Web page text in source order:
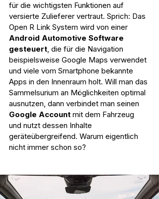
für die wichtigsten Funktionen auf
versierte Zulieferer vertraut. Sprich: Das
Open R Link System wird von einer
Android Automotive Software
gesteuert, die für die Navigation
beispielsweise Google Maps verwendet
und viele vom Smartphone bekannte
Apps in den Innenraum holt. Will man das
Sammelsurium an Möglichkeiten optimal
ausnutzen, dann verbindet man seinen
Google Account mit dem Fahrzeug
und nutzt dessen Inhalte
geräteübergreifend. Warum eigentlich
nicht immer schon so?